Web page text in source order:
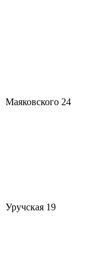
Маяковского 24
Уручская 19